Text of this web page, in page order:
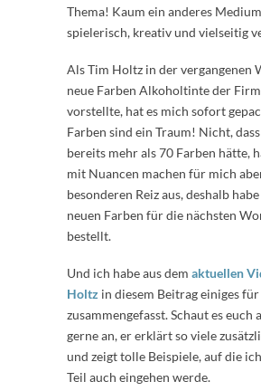
Thema! Kaum ein anderes
spielerisch, kreativ und vielseitig
Als Tim Holtz in der vergangenen
neue Farben Alkoholtinte der
vorstellte, hat es mich sofort
Farben sind ein Traum! Nicht,
bereits mehr als 70 Farben hätte,
mit Nuancen machen für mich
besonderen Reiz aus, deshalb
neuen Farben für die nächsten
bestellt.
Und ich habe aus dem aktuellen
Holtz in diesem Beitrag einiges für
zusammengefasst. Schaut es euch
gerne an, er erklärt so viele
und zeigt tolle Beispiele, auf die
Teil auch eingehen werde.